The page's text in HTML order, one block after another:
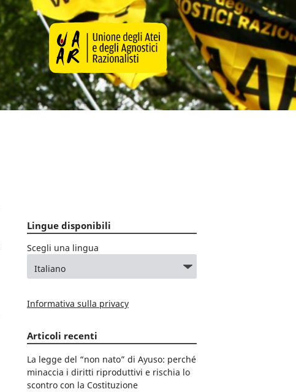
Lingue disponibili
Scegli una lingua
Informativa sulla privacy
Articoli recenti
La legge del “non nato” di Ayuso: perché
minaccia i diritti riproduttivi e rischia lo
scontro con la Costituzione